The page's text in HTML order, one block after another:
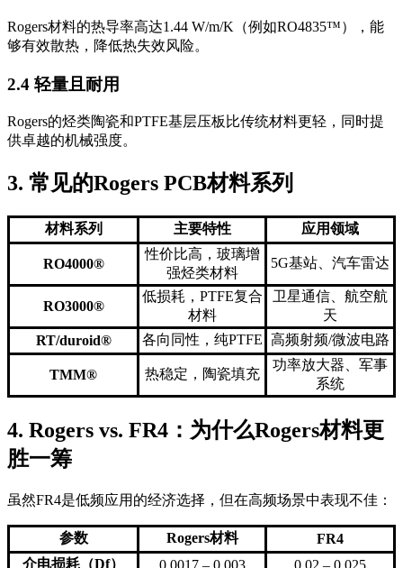
Rogers材料的热导率高达1.44 W/m/K（例如RO4835™），能
够有效散热，降低热失效风险。
2.4 轻量且耐用
Rogers的烃类陶瓷和PTFE基层压板比传统材料更轻，同时提
供卓越的机械强度。
3. 常见的Rogers PCB材料系列
材料系列 主要特性 应用领域
RO4000®
性价比高，玻璃增
强烃类材料
5G基站、汽车雷达
RO3000®
低损耗，PTFE复合
材料
卫星通信、航空航
天
RT/duroid®
各向同性，纯PTFE 高频射频/微波电路
TMM® 热稳定，陶瓷填充
功率放大器、军事
系统
4. Rogers vs. FR4：为什么Rogers材料更
胜一筹
虽然FR4是低频应用的经济选择，但在高频场景中表现不佳：
参数 Rogers材料
FR4
介电损耗（Df）
0.0017 – 0.003 0.02 – 0.025